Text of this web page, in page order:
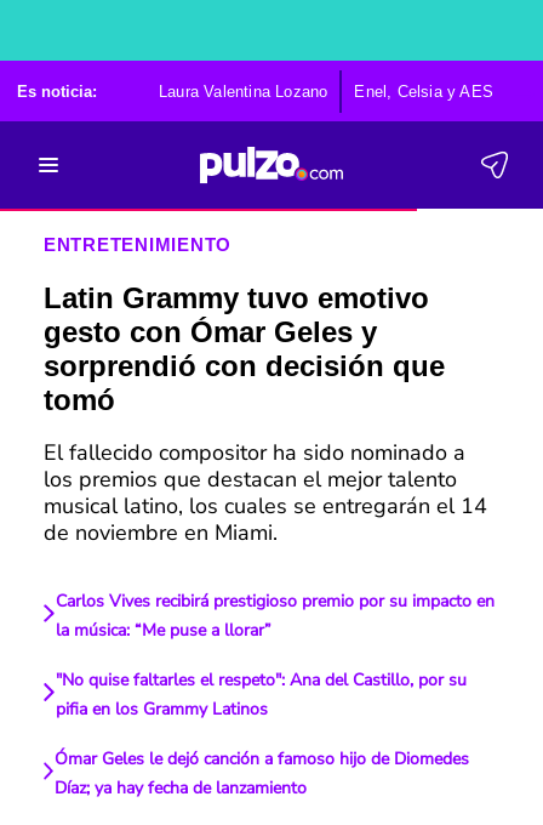
Es noticia: Laura Valentina Lozano Enel, Celsia y AES
ENTRETENIMIENTO
Latin Grammy tuvo emotivo
gesto con Ómar Geles y
sorprendió con decisión que
tomó
El fallecido compositor ha sido nominado a
los premios que destacan el mejor talento
musical latino, los cuales se entregarán el 14
de noviembre en Miami.
Carlos Vives recibirá prestigioso premio por su impacto en
la música: “Me puse a llorar”
"No quise faltarles el respeto": Ana del Castillo, por su
pifia en los Grammy Latinos
Ómar Geles le dejó canción a famoso hijo de Diomedes
Díaz; ya hay fecha de lanzamiento